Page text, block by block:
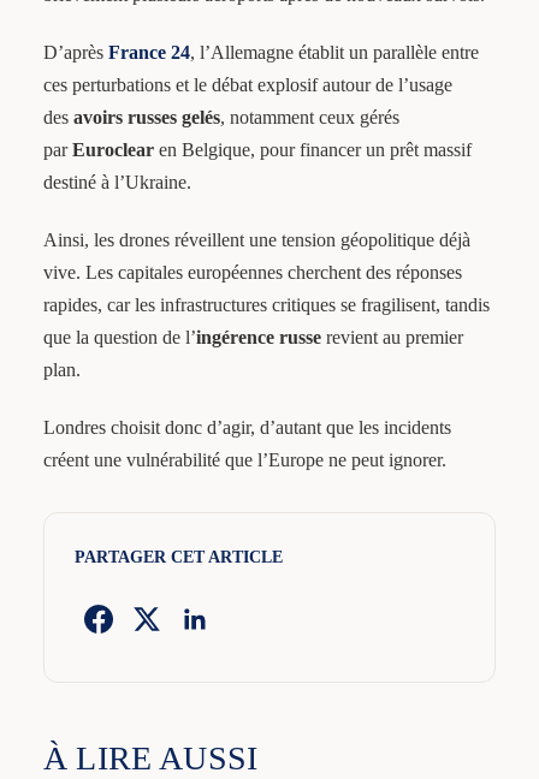
D’après France 24, l’Allemagne établit un parallèle entre
ces perturbations et le débat explosif autour de l’usage
des avoirs russes gelés, notamment ceux gérés
parEuroclearen Belgique, pour financer un prêt massif
destiné à l’Ukraine.
Ainsi, les drones réveillent une tension géopolitique déjà
vive. Les capitales européennes cherchent des réponses
rapides, car les infrastructures critiques se fragilisent, tandis
que la question de l’ingérence russerevient au premier
plan.
Londres choisit donc d’agir, d’autant que les incidents
créent une vulnérabilité que l’Europe ne peut ignorer.
PARTAGER CET ARTICLE
À LIRE AUSSI